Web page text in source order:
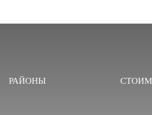
РАЙОНЫ